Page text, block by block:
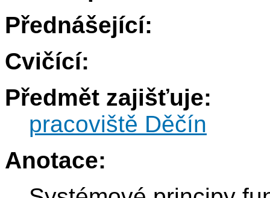
Přednášející:
Cvičící:
Předmět zajišťuje:
pracoviště Děčín
Anotace: